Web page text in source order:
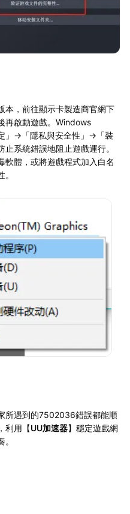
本，前往顯示卡製造商官網下
再啟動遊戲。Windows
」→「隱私與安全性」→「裝
系統錯誤地阻止遊戲運行。
軟體，或將遊戲程式加入白名
所遇到的7502036錯誤都能順
利用【UU加速器】穩定遊戲網